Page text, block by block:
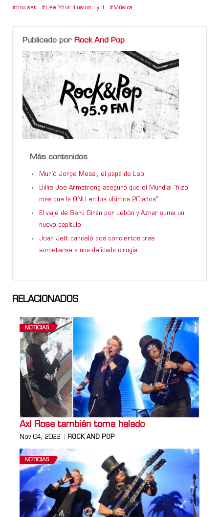
box set, Use Your Illusion I y II , Música,
Publicado por Rock And Pop
Más contenidos
Murió Jorge Messi, el papá de Leo
Billie Joe Armstrong aseguró que el Mundial “hizo
más que la ONU en los últimos 20 años”
El viaje de Serú Girán por Lebón y Aznar suma un
nuevo capítulo
Joan Jett canceló dos conciertos tras
someterse a una delicada cirugía
RELACIONADOS
NOTICIAS
Axl Rose también toma helado
Nov 04, 2022 ROCK AND POP
NOTICIAS